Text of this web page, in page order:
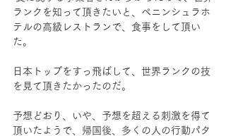
ランクを知って頂きたいと、ペニンシュラホ
テルの高級レストランで、食事をして頂い
た。
日本トップをすっ飛ばして、世界ランクの技
を見て頂きたかったのだ。
予想どおり、いや、予想を超える刺激を得て
頂いたようで、帰国後、多くの人の行動パタ